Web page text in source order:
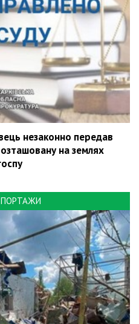
незаконно передав
на землях